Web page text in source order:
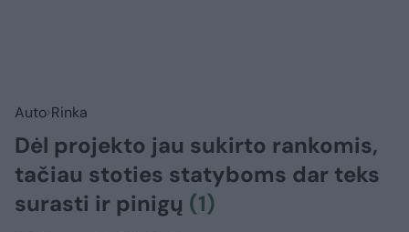
Auto Rinka
Dėl projekto jau sukirto rankomis,
tačiau stoties statyboms dar teks
surasti ir pinigų (1)